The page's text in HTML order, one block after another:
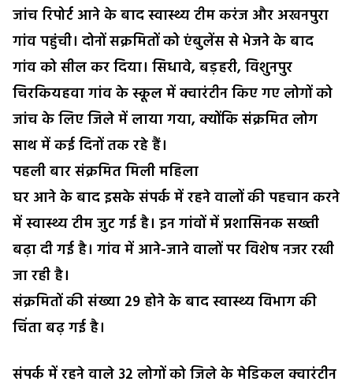
जांच रिपोर्ट आने के बाद स्वास्थ्य टीम करंज और अखनपुरा
गांव पहुंची। दोनों सक्रमितों को एंबुलेंस से भेजने के बाद
गांव को सील कर दिया। सिधावे, बड़हरी, विशुनपुर
चिरकियहवा गांव के स्कूल में क्वारंटीन किए गए लोगों को
जांच के लिए जिले में लाया गया, क्योंकि संक्रमित लोग
साथ में कई दिनों तक रहे हैं।
पहली बार संक्रमित मिली महिला
घर आने के बाद इसके संपर्क में रहने वालों की पहचान करने
में स्वास्थ्य टीम जुट गई है। इन गांवों में प्रशासिनक सख्ती
बढ़ा दी गई है। गांव में आने-जाने वालों पर विशेष नजर रखी
जा रही है।
संक्रमितों की संख्या 29 होने के बाद स्वास्थ्य विभाग की
चिंता बढ़ गई है।
संपर्क में रहने वाले 32 लोगों को जिले के मेडिकल क्वारंटीन